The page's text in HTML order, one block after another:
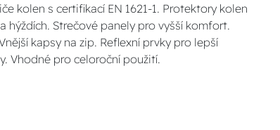
kolen s certifikací EN 1621-1. Protektory kolen
hýždích. Strečové panely pro vyšší komfort.
kapsy na zip. Reflexní prvky pro lepší
Vhodné pro celoroční použití.